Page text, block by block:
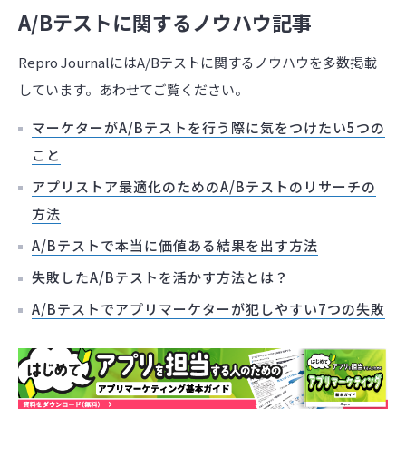
A/Bテストに関するノウハウ記事
Repro JournalにはA/Bテストに関するノウハウを多数掲載
しています。あわせてご覧ください。
マーケターがA/Bテストを行う際に気をつけたい5つの
こと
アプリストア最適化のためのA/Bテストのリサーチの
方法
A/Bテストで本当に価値ある結果を出す方法
失敗したA/Bテストを活かす方法とは？
A/Bテストでアプリマーケターが犯しやすい7つの失敗